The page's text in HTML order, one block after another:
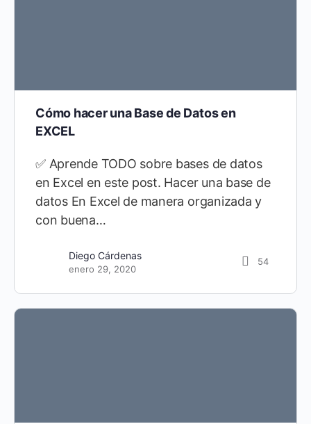
Cómo hacer una Base de Datos en
EXCEL
✅ Aprende TODO sobre bases de datos
en Excel en este post. Hacer una base de
datos En Excel de manera organizada y
con buena…
Diego Cárdenas
enero 29, 2020
54